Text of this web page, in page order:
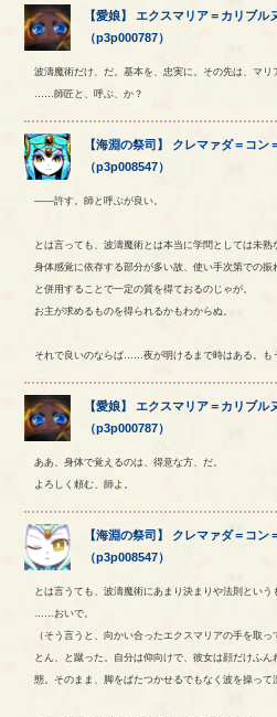
【愛娘】 エクスマリア＝ カリブル
（p3p000787）
波濤魔術だけ、だ。基本を、忠実に。その先は、マリ
……師匠と、呼ぶ、か？
【海淵の祭司 】 クレマァダ＝ コン
（p3p008547）
――許す。師と呼ぶが良い。
とは言っても、波濤魔術とは本当に学問としては未熟
身体感覚に依存する部分が多い故、使い手次第での
と併用することで一定の質を得ておるのじゃが。
お主が求めるものを得られるかもわからぬ。
それで良いのならば……夜が明けるまで時はある。も
【愛娘】 エクスマリア＝ カリブル
（p3p000787）
ああ、身体で覚えるのは、得意な方、だ。
よろしく頼む、師よ。
【海淵の祭司 】 クレマァダ＝ コン
（p3p008547）
とは言うても、波濤魔術にあまり決まりや法則という
……おいで。
（そう言うと、向かい合ったエクスマリアの手を取
とん、と蹴った。自分は仰向けで、彼女は顔だけふ
態。そのまま、脚をぱたつかせるでもなく波を操って